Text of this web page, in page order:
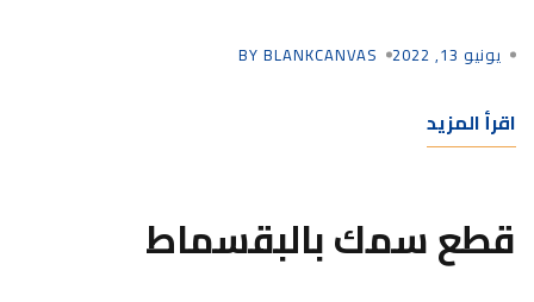
يونيو 13, 2022 BY BLANKCANVAS
اقرأ المزيد
قطع سمك بالبقسماط